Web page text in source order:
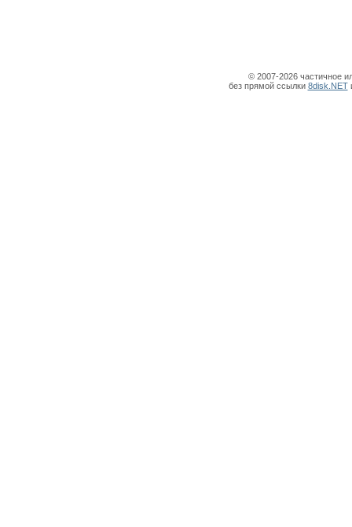
© 2007-2026 частичное
без прямой ссылки 8disk.NET